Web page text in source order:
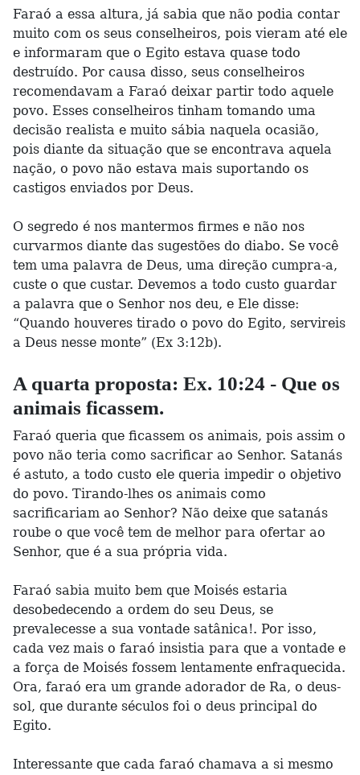
Faraó a essa altura, já sabia que não podia contar
muito com os seus conselheiros, pois vieram até ele
e informaram que o Egito estava quase todo
destruído. Por causa disso, seus conselheiros
recomendavam a Faraó deixar partir todo aquele
povo. Esses conselheiros tinham tomando uma
decisão realista e muito sábia naquela ocasião,
pois diante da situação que se encontrava aquela
nação, o povo não estava mais suportando os
castigos enviados por Deus.
O segredo é nos mantermos firmes e não nos
curvarmos diante das sugestões do diabo. Se você
tem uma palavra de Deus, uma direção cumpra-a,
custe o que custar. Devemos a todo custo guardar
a palavra que o Senhor nos deu, e Ele disse:
“Quando houveres tirado o povo do Egito, servireis
a Deus nesse monte” (Ex 3:12b).
A quarta proposta: Ex. 10:24 - Que os
animais ficassem.
Faraó queria que ficassem os animais, pois assim o
povo não teria como sacrificar ao Senhor. Satanás
é astuto, a todo custo ele queria impedir o objetivo
do povo. Tirando-lhes os animais como
sacrificariam ao Senhor? Não deixe que satanás
roube o que você tem de melhor para ofertar ao
Senhor, que é a sua própria vida.
Faraó sabia muito bem que Moisés estaria
desobedecendo a ordem do seu Deus, se
prevalecesse a sua vontade satânica!. Por isso,
cada vez mais o faraó insistia para que a vontade e
a força de Moisés fossem lentamente enfraquecida.
Ora, faraó era um grande adorador de Ra, o deus-
sol, que durante séculos foi o deus principal do
Egito.
Interessante que cada faraó chamava a si mesmo